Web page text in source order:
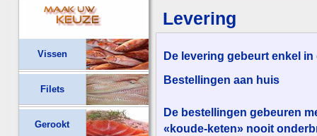
Levering
De levering gebeurt enkel
Bestellingen aan huis
De bestellingen gebeuren
«koude-keten» nooit
Vissen
Filets
Gerookt